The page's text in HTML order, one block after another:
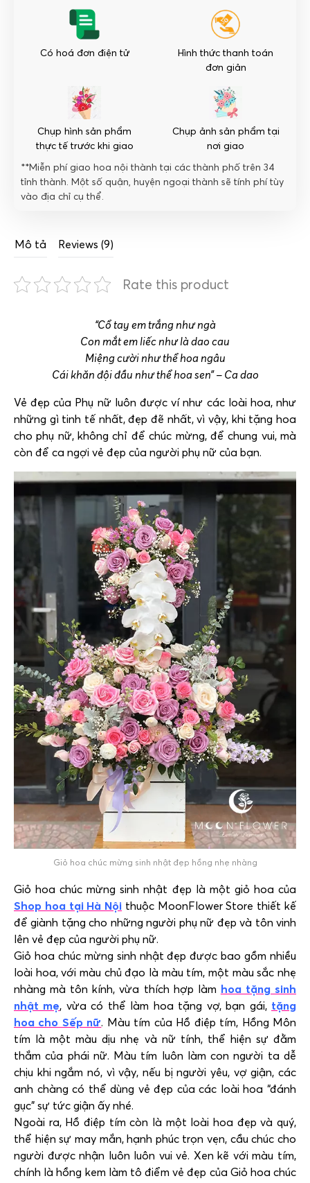
Có hoá đơn điện tử
Hình thức thanh toán
đơn giản
Chụp hình sản phẩm
thực tế trước khi giao
Chụp ảnh sản phẩm tại
nơi giao
**Miễn phí giao hoa nội thành tại các thành phố trên 34
tỉnh thành. Một số quận, huyện ngoại thành sẽ tính phí tùy
vào địa chỉ cụ thể.
Mô tả Reviews (9)
Rate this product
“Cổ tay em trắng như ngà
Con mắt em liếc như là dao cau
Miệng cười như thể hoa ngâu
Cái khăn đội đầu như thể hoa sen” – Ca dao
Vẻ đẹp của Phụ nữ luôn được ví như các loài hoa, như
những gì tinh tế nhất, đẹp đẽ nhất, vì vậy, khi tặng hoa
cho phụ nữ, không chỉ để chúc mừng, để chung vui, mà
còn để ca ngợi vẻ đẹp của người phụ nữ của bạn.
Giỏ hoa chúc mừng sinh nhật đẹp hồng nhẹ nhàng
Giỏ hoa chúc mừng sinh nhật đẹp là một giỏ hoa của
Shop hoa tại Hà Nội thuộc MoonFlower Store thiết kế
để giành tặng cho những người phụ nữ đẹp và tôn vinh
lên vẻ đẹp của người phụ nữ.
Giỏ hoa chúc mừng sinh nhật đẹp được bao gồm nhiều
loài hoa, với màu chủ đạo là màu tím, một màu sắc nhẹ
nhàng mà tôn kính, vừa thích hợp làm hoa tặng sinh
nhật mẹ, vừa có thể làm hoa tặng vợ, bạn gái, tặng
hoa cho Sếp nữ. Màu tím của Hồ điệp tím, Hồng Môn
tím là một màu dịu nhẹ và nữ tính, thể hiện sự đằm
thắm của phái nữ. Màu tím luôn làm con người ta dễ
chịu khi ngắm nó, vì vậy, nếu bị người yêu, vợ giận, các
anh chàng có thể dùng vẻ đẹp của các loài hoa “đánh
gục” sự tức giận ấy nhé.
Ngoài ra, Hồ điệp tím còn là một loài hoa đẹp và quý,
thể hiện sự may mắn, hạnh phúc trọn vẹn, cầu chúc cho
người được nhận luôn luôn vui vẻ. Xen kẽ với màu tím,
chính là hồng kem làm tô điểm vẻ đẹp của Giỏ hoa chúc